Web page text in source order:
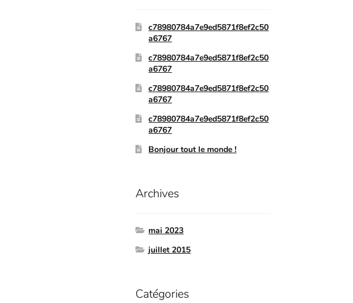
c78980784a7e9ed5871f8ef2c50
a6767
c78980784a7e9ed5871f8ef2c50
a6767
c78980784a7e9ed5871f8ef2c50
a6767
c78980784a7e9ed5871f8ef2c50
a6767
Bonjour tout le monde !
Archives
mai 2023
juillet 2015
Catégories